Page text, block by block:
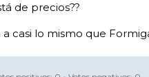
de precios??
casi lo mismo que